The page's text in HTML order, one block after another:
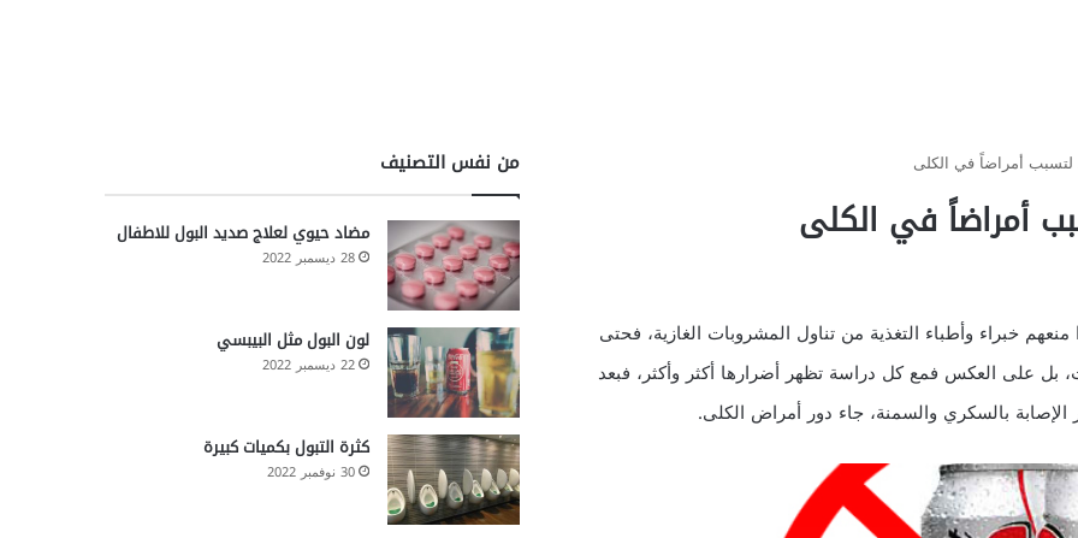
لتسبب أمراضاً في الكلى
أمراضاً في الكلى
خبراء وأطباء التغذية من تناول المشروبات الغازية، فحتى
بل على العكس فمع كل دراسة تظهر أضرارها أكثر وأكثر، فبعد
بالسكري والسمنة، جاء دور أمراض الكلى.
من نفس التصنيف
مضاد حيوي لعلاج صديد البول للاطفال
28 ديسمبر 2022
لون البول مثل البيبسي
22 ديسمبر 2022
كثرة التبول بكميات كبيرة
30 نوفمبر 2022